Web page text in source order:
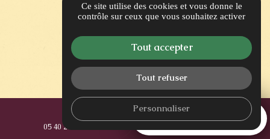
call
05 40 25 03 99
Ce site utilise des cookies et vous donne le
contrôle sur ceux que vous souhaitez activer
Tout accepter
Tout refuser
Personnaliser